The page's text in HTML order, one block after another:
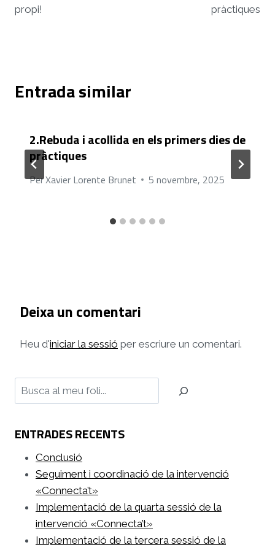
propi!
pràctiques
Entrada similar
2.Rebuda i acollida en els primers dies de
pràctiques
PerXavier Lorente Brunet 5 novembre, 2025
Deixa un comentari
Heu d'iniciar la sessió per escriure un comentari.
Cerca
ENTRADES RECENTS
Conclusió
Seguiment i coordinació de la intervenció
«Connecta’t»
Implementació de la quarta sessió de la
intervenció «Connecta’t»
Implementació de la tercera sessió de la